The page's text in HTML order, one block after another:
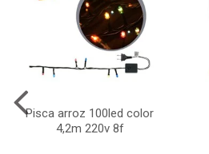
Pisca arroz 100led color
4,2m 220v 8f